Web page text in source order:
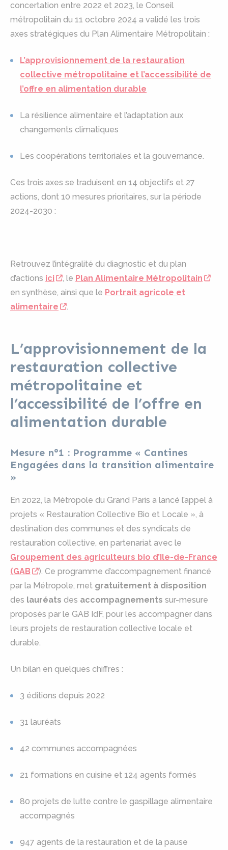
concertation entre 2022 et 2023, le Conseil
métropolitain du 11 octobre 2024 a validé les trois
axes stratégiques du Plan Alimentaire Métropolitain :
L’approvisionnement de la restauration
collective métropolitaine et l’accessibilité de
l’offre en alimentation durable
La résilience alimentaire et l’adaptation aux
changements climatiques
Les coopérations territoriales et la gouvernance.
Ces trois axes se traduisent en 14 objectifs et 27
actions, dont 10 mesures prioritaires, sur la période
2024-2030 :
Retrouvez l’intégralité du diagnostic et du plan
d’actions ici , le Plan Alimentaire Métropolitain
en synthèse, ainsi que le Portrait agricole et
alimentaire
.
L’approvisionnement de la
restauration collective
métropolitaine et
l’accessibilité de l’offre en
alimentation durable
Mesure n°1 : Programme « Cantines
Engagées dans la transition alimentaire
»
En 2022, la Métropole du Grand Paris a lancé l’appel à
projets « Restauration Collective Bio et Locale », à
destination des communes et des syndicats de
restauration collective, en partenariat avec le
Groupement des agriculteurs bio d’Ile-de-France
(GAB
). Ce programme d’accompagnement financé
par la Métropole, met gratuitement à disposition
des lauréats des accompagnements sur-mesure
proposés par le GAB IdF, pour les accompagner dans
leurs projets de restauration collective locale et
durable.
Un bilan en quelques chiffres :
3 éditions depuis 2022
31 lauréats
42 communes accompagnées
21 formations en cuisine et 124 agents formés
80 projets de lutte contre le gaspillage alimentaire
accompagnés
947 agents de la restauration et de la pause